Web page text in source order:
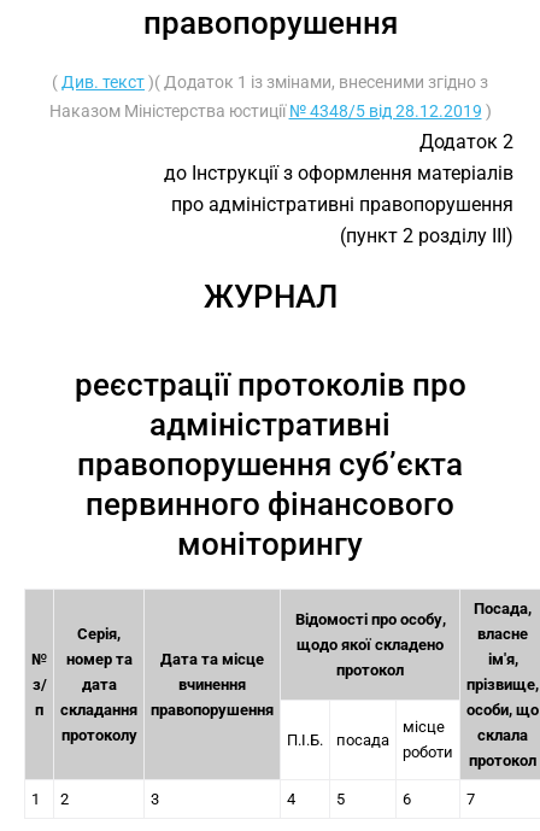
правопорушення
( Див. текст)( Додаток 1 із змінами, внесеними згідно з
Наказом Міністерства юстиції№ 4348/5 від 28.12.2019 )
Додаток 2
до Інструкції з оформлення матеріалів
про адміністративні правопорушення
(пункт 2 розділу ІІІ)
ЖУРНАЛ
реєстрації протоколів про
адміністративні
правопорушення суб’єкта
первинного фінансового
моніторингу
№
з/
п
Серія,
номер та
дата
складання
протоколу
Дата та місце
вчинення
правопорушення
Відомості про особу,
щодо якої складено
протокол
Посада,
власне
ім'я,
прізвище,
особи, що
склала
протокол
П.І.Б. посада
місце
роботи
1 2 3 4 5 6 7